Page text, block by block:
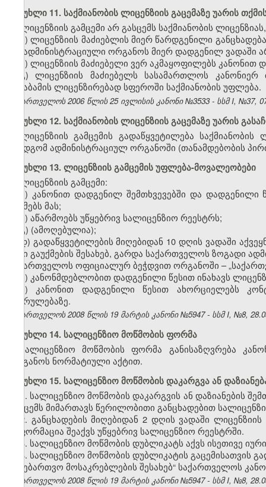
მუხლი 11. საქმიანობის ლიცენზიის გაცემაზე უარის
ლიცენზიის გამცემი არ გასცემს საქმიანობის
ა) ლიცენზიის მაძიებლის მიერ წარდგენილი
და ადმინისტრაციული ორგანოს მიერ დადგენილ ვადაში
ბ) ლიცენზიის მაძიებელი ვერ აკმაყოფილებს
გ) ლიცენზიის მაძიებელს სასამართლოს
შესაბამის ლიცენზირებად სფეროში საქმიანობის უფლება.
საქართველოს 2006 წლის 25 ივლისის კანონი №3533 - სსმ I, №37,
მუხლი 12. საქმიანობის ლიცენზიის გაცემაზე უარის
ლიცენზიის გამცემის გადაწყვეტილება
ზემდგომ ადმინისტრაციულ ორგანოში (თანამდებობის
მუხლი 13. ლიცენზიის გამცემის უფლება-მოვალეობები
ლიცენზიის გამცემი:
ა) კანონით დადგენილ შემთხვევებში და დადგენილი
აუქმებს მას;
ბ) აწარმოებს უწყებრივ სალიცენზიო რეესტრს;
გ) (ამოღებულია);
დ) გადაწყვეტილების მიღებიდან 10 დღის ვადაში
მისი გაუქმების შესახებ, გარდა საქართველოს ზოგადი
საქართველოს ოფიციალურ ბეჭდვით ორგანოში –
ე) კანონმდებლობით დადგენილი წესით ინახავს
ვ) კანონით დადგენილი წესით ახორციელებს
შესრულებაზე.
საქართველოს 2008 წლის 19 მარტის კანონი №5947 - სსმ I, №8,
მუხლი 14. სალიცენზიო მოწმობის ფორმა
სალიცენზიო მოწმობის ფორმა განისაზღვრება
ორგანოს ნორმატიული აქტით.
მუხლი 15. სალიცენზიო მოწმობის დაკარგვა ან
1. სალიცენზიო მოწმობის დაკარგვის ან დაზიანების
გამცემს მიმართავს წერილობითი განცხადებით
2. განცხადების მიღებიდან 2 დღის ვადაში
ინფორმაცია შეაქვს უწყებრივ სალიცენზიო რეესტრში.
3. სალიცენზიო მოწმობის დუბლიკატს აქვს ისეთივე
4. სალიცენზიო მოწმობის დუბლიკატის გაცემისათვის
სანებართვო მოსაკრებლების შესახებ“ საქართველოს
საქართველოს 2008 წლის 19 მარტის კანონი №5947 - სსმ I, №8,